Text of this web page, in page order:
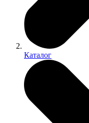
Каталог